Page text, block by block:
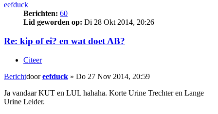
eefduck
Berichten: 60
Lid geworden op: Di 28 Okt 2014, 20:26
Re: kip of ei? en wat doet AB?
Citeer
Berichtdooreefduck » Do 27 Nov 2014, 20:59
Ja vandaar KUT en LUL hahaha. Korte Urine Trechter en Lange
Urine Leider.